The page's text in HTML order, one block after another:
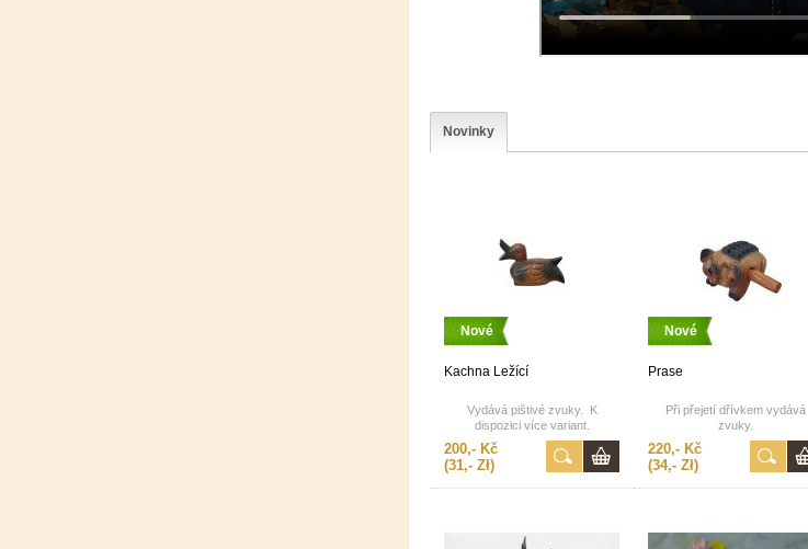
Novinky
Nové
Kachna Ležící
Vydává pištivé zvuky. K
dispozici více variant.
200,- Kč
(31,- Zł)
Nové
Prase
Při přejetí dřívkem vydává
zvuky.
220,- Kč
(34,- Zł)